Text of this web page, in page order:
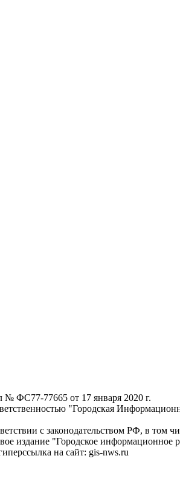
ФС77-77665 от 17 января 2020 г.
"Городская
с законодательством РФ, в том
издание "Городское информационное
на сайт: gis-nws.ru